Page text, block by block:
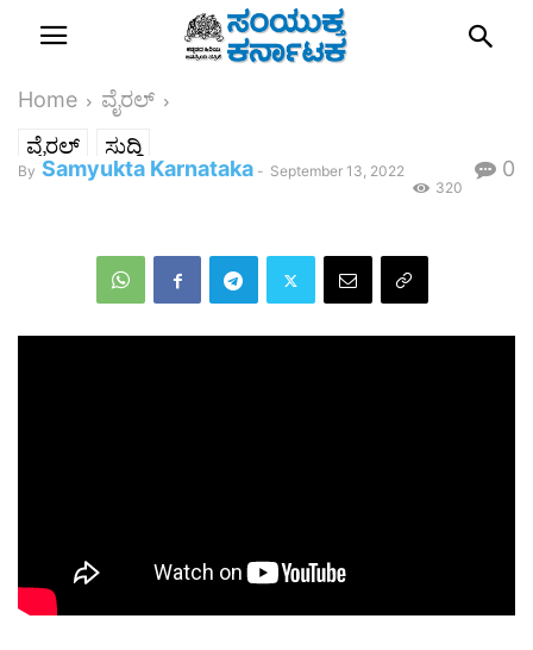
Home
ವೈರಲ್
ವೈರಲ್
ಸುದ್ದಿ
By Samyukta Karnataka - September 13, 2022 0
320